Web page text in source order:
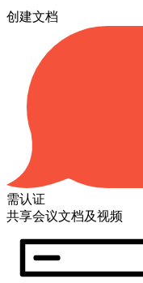
创建文档
需认证
共享会议文档及视频